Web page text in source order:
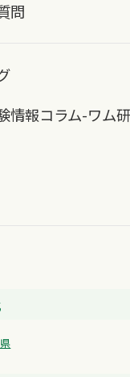
問
情報コラム-ワム